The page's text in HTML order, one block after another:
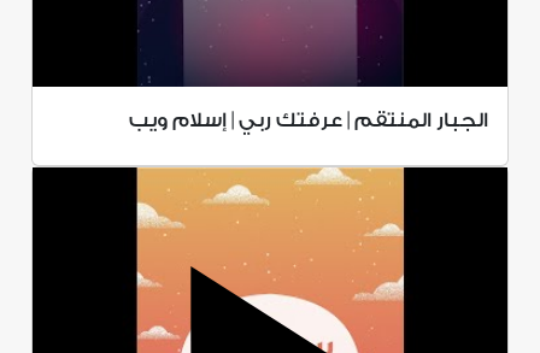
الجبار المنتقم | عرفتك ربي | إسلام ويب